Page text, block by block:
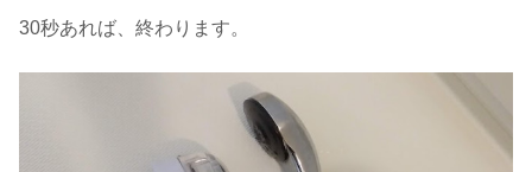
30秒あれば、終わります。